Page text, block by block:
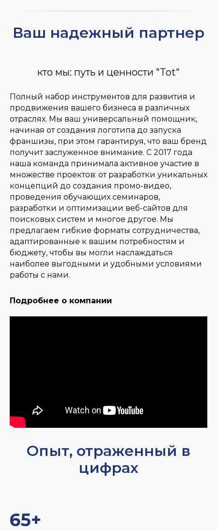
Ваш надежный партнер
кто мы: путь и ценности "Tot"
Полный набор инструментов для развития и
продвижения вашего бизнеса в различных
отраслях. Мы ваш универсальный помощник,
начиная от создания логотипа до запуска
франшизы, при этом гарантируя, что ваш бренд
получит заслуженное внимание. С 2017 года
наша команда принимала активное участие в
множестве проектов: от разработки уникальных
концепций до создания промо-видео,
проведения обучающих семинаров,
разработки и оптимизации веб-сайтов для
поисковых систем и многое другое. Мы
предлагаем гибкие форматы сотрудничества,
адаптированные к вашим потребностям и
бюджету, чтобы вы могли наслаждаться
наиболее выгодными и удобными условиями
работы с нами.
Подробнее о компании
Опыт, отраженный в
цифрах
65+